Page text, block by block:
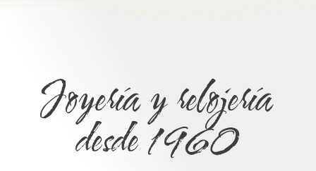
Joyería y relojería
desde 1960